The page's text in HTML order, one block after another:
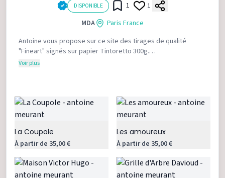
DISPONIBLE 1 1
MDA
Paris France
Antoine vous propose sur ce site des tirages de qualité
"Fineart" signés sur papier Tintoretto 300g.
Vous trouverez des formats A3 (29,7cmx42cm) avec une
Faites vos choix!
Voir plus
La Coupole
À partir de 35,00 €
Les amoureux
À partir de 35,00 €